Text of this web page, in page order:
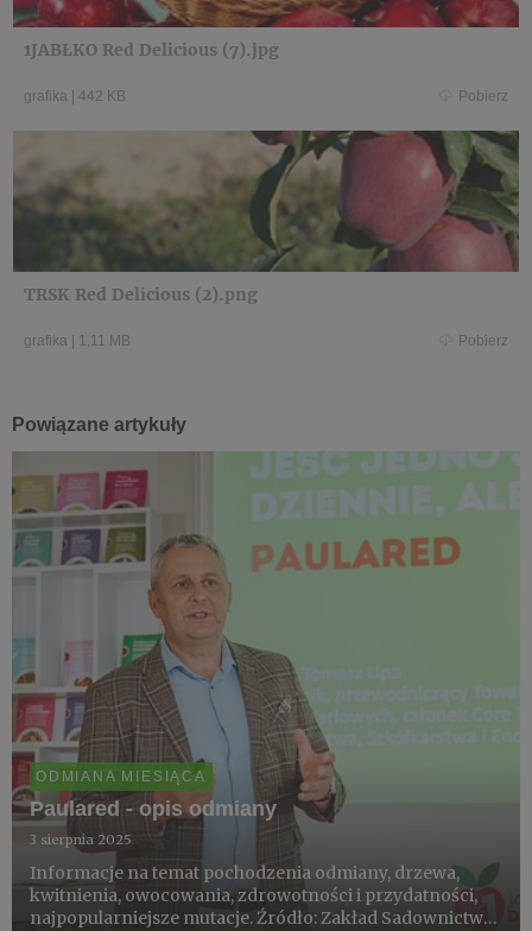
1JABŁKO Red Delicious (7).jpg
grafika 442 KB Pobierz
TRSK Red Delicious (2).png
grafika 1,11 MB Pobierz
Powiązane artykuły
ODMIANA MIESIĄCA
Paulared - opis odmiany
3 sierpnia 2025
Informacje na temat pochodzenia odmiany, drzewa,
kwitnienia, owocowania, zdrowotności i przydatności,
najpopularniejsze mutacje. Źródło: Zakład Sadownictwa,